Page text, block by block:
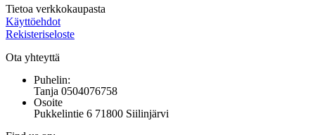
Tietoa verkkokaupasta
Käyttöehdot
Rekisteriseloste
Ota yhteyttä
Puhelin:
Tanja 0504076758
Osoite
Pukkelintie 6 71800 Siilinjärvi